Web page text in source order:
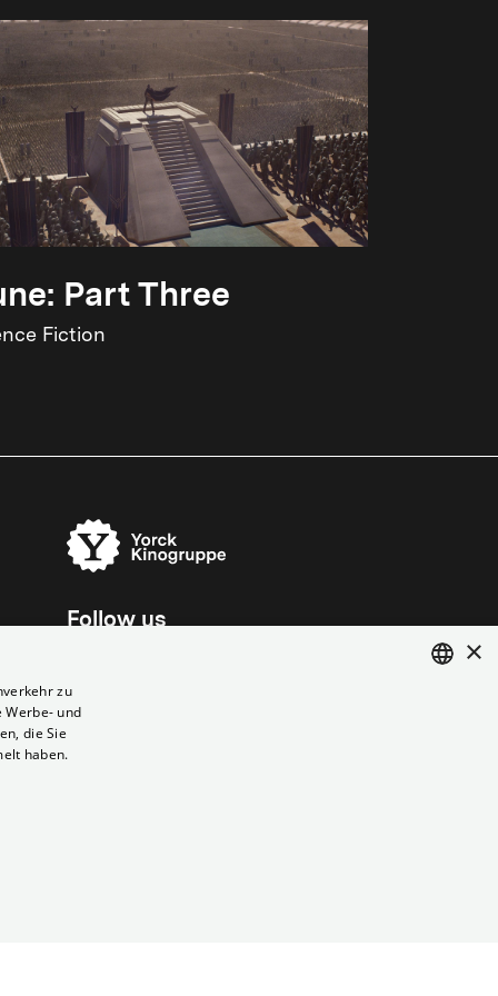
Part Three
Fiction
Follow us
×
zu
Werbe- und
die Sie
haben.